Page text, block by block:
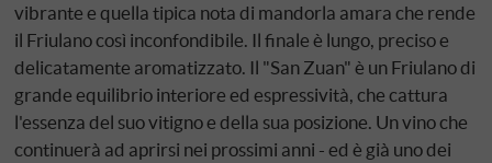
vibrante e quella tipica nota di mandorla amara che rende
il Friulano così inconfondibile. Il finale è lungo, preciso e
delicatamente aromatizzato. Il "San Zuan" è un Friulano di
grande equilibrio interiore ed espressività, che cattura
l'essenza del suo vitigno e della sua posizione. Un vino che
continuerà ad aprirsi nei prossimi anni - ed è già uno dei